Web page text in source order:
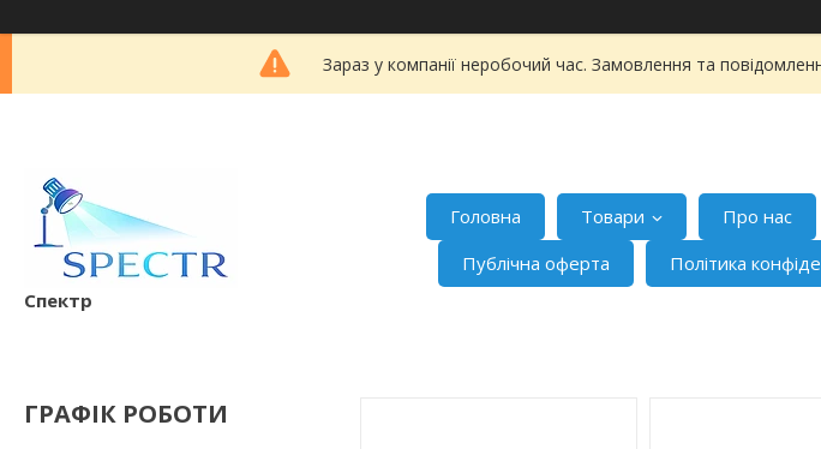
Зараз у компанії неробочий час. Замовлення та
Спектр
Головна Товари Про нас
Публічна оферта
Політика
ГРАФІК РОБОТИ